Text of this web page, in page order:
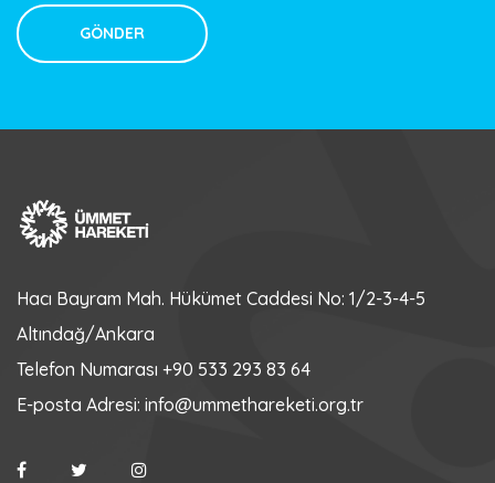
Hacı Bayram Mah. Hükümet Caddesi No: 1/2-3-4-5
Altındağ/Ankara
Telefon Numarası +90 533 293 83 64
E-posta Adresi: info@ummethareketi.org.tr